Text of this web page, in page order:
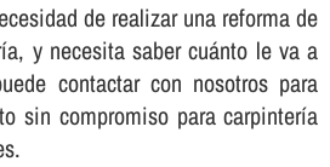
de realizar una reforma de
y necesita saber cuánto le va a
contactar con nosotros para
sin compromiso para carpinterí­a